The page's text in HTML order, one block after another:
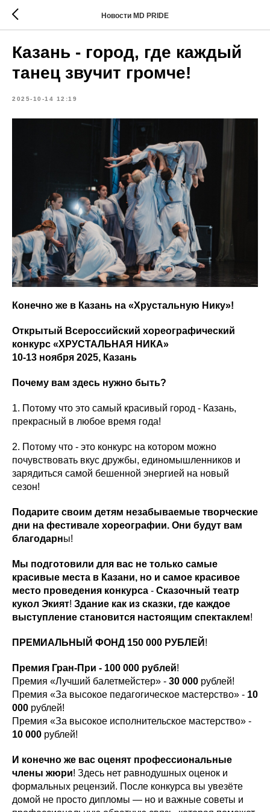
Новости MD PRIDE
Казань - город, где каждый
танец звучит громче!
2025-10-14 12:19
Конечно же в Казань на «Хрустальную Нику»!
Открытый Всероссийский хореографический
конкурс «ХРУСТАЛЬНАЯ НИКА»
10-13 ноября 2025, Казань
Почему вам здесь нужно быть?
1. Потому что это самый красивый город - Казань,
прекрасный в любое время года!
2. Потому что - это конкурс на котором можно
почувствовать вкус дружбы, единомышленников и
зарядиться самой бешенной энергией на новый
сезон!
Подарите своим детям незабываемые творческие
дни на фестивале хореографии. Они будут вам
благодарны!
Мы подготовили для вас не только самые
красивые места в Казани, но и самое красивое
место проведения конкурса - Сказочный театр
кукол Экият! Здание как из сказки, где каждое
выступление становится настоящим спектаклем!
ПРЕМИАЛЬНЫЙ ФОНД 150 000 РУБЛЕЙ !
Премия Гран-При - 100 000 рублей!
Премия «Лучший балетмейстер» - 30 000 рублей!
Премия «За высокое педагогическое мастерство» - 10
000 рублей!
Премия «За высокое исполнительское мастерство» -
10 000 рублей!
И конечно же вас оценят профессиональные
члены жюри! Здесь нет равнодушных оценок и
формальных рецензий. После конкурса вы увезёте
домой не просто дипломы — но и важные советы и